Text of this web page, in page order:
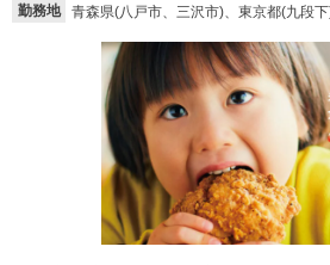
勤務地
青森県(八戸市、三沢市)、東京都(九段